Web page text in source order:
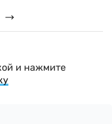
и нажмите